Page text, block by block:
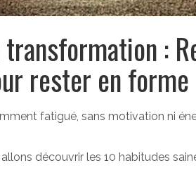
:
rester en forme
fatigué, sans motivation ni
découvrir les 10 habitudes